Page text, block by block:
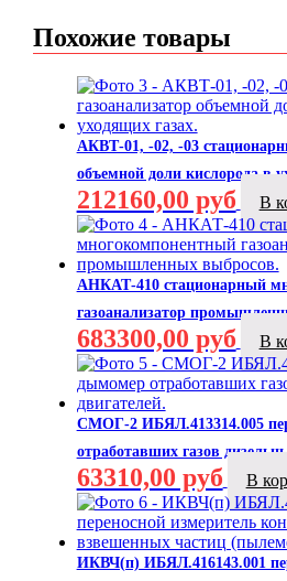
Похожие товары
АКВТ-01, -02, -03
объемной доли кислорода в
212160,00 руб
В
АНКАТ-410 стационарный
газоанализатор
683300,00 руб
В
СМОГ-2 ИБЯЛ.413314.005
отработавших газов
63310,00 руб
В
ИКВЧ(п) ИБЯЛ.416143.001